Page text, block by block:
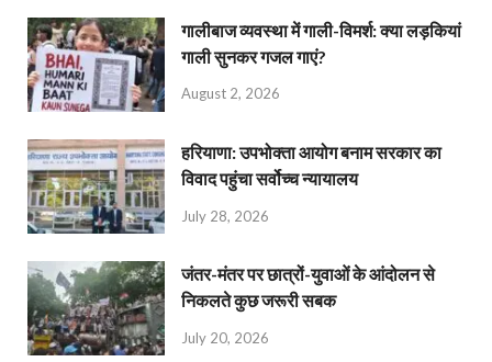
गालीबाज व्‍यवस्‍था में गाली-विमर्श: क्या लड़कियां
गाली सुनकर गजल गाएं?
August 2, 2026
हरियाणा: उपभोक्ता आयोग बनाम सरकार का
विवाद पहुंचा सर्वोच्च न्यायालय
July 28, 2026
जंतर-मंतर पर छात्रों-युवाओं के आंदोलन से
निकलते कुछ जरूरी सबक
July 20, 2026